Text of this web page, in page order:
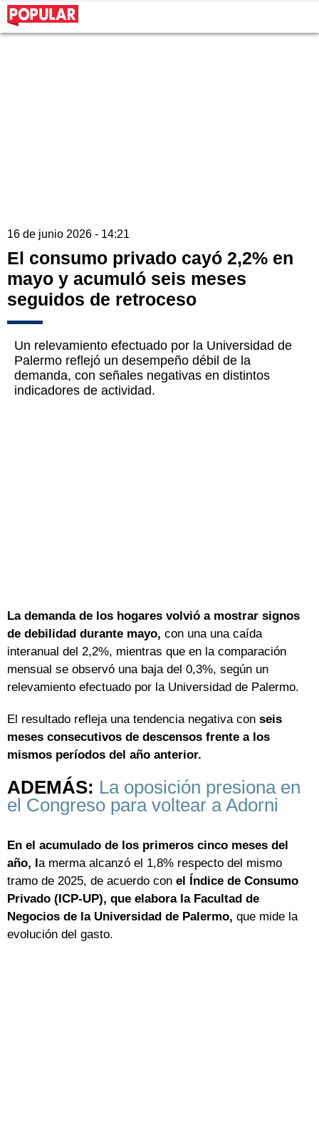
16 de junio 2026 - 14:21
El consumo privado cayó 2,2% en
mayo y acumuló seis meses
seguidos de retroceso
Un relevamiento efectuado por la Universidad de
Palermo reflejó un desempeño débil de la
demanda, con señales negativas en distintos
indicadores de actividad.
La demanda de los hogares volvió a mostrar signos
de debilidad durante mayo, con una una caída
interanual del 2,2%, mientras que en la comparación
mensual se observó una baja del 0,3%, según un
relevamiento efectuado por la Universidad de Palermo.
El resultado refleja una tendencia negativa con seis
meses consecutivos de descensos frente a los
mismos períodos del año anterior.
ADEMÁS: La oposición presiona en
el Congreso para voltear a Adorni
En el acumulado de los primeros cinco meses del
año, l a merma alcanzó el 1,8% respecto del mismo
tramo de 2025, de acuerdo con el Índice de Consumo
Privado (ICP-UP), que elabora la Facultad de
Negocios de la Universidad de Palermo, que mide la
evolución del gasto.